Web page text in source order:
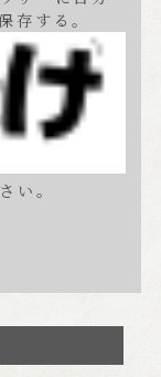
存する。
い。